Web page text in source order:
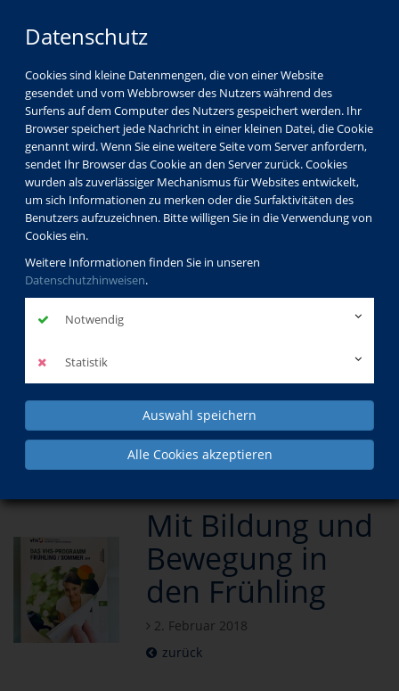
Datenschutz
Cookies sind kleine Datenmengen, die von einer Website
gesendet und vom Webbrowser des Nutzers während des
Surfens auf dem Computer des Nutzers gespeichert werden. Ihr
Browser speichert jede Nachricht in einer kleinen Datei, die Cookie
genannt wird. Wenn Sie eine weitere Seite vom Server anfordern,
sendet Ihr Browser das Cookie an den Server zurück. Cookies
wurden als zuverlässiger Mechanismus für Websites entwickelt,
um sich Informationen zu merken oder die Surfaktivitäten des
Benutzers aufzuzeichnen. Bitte willigen Sie in die Verwendung von
Cookies ein.
Weitere Informationen finden Sie in unseren
Datenschutzhinweisen.
Notwendig
Statistik
Auswahl speichern
Alle Cookies akzeptieren
Mit Bildung und Bewegung in den Frühling
Mit Bildung und
Bewegung in
den Frühling
2. Februar 2018
zurück